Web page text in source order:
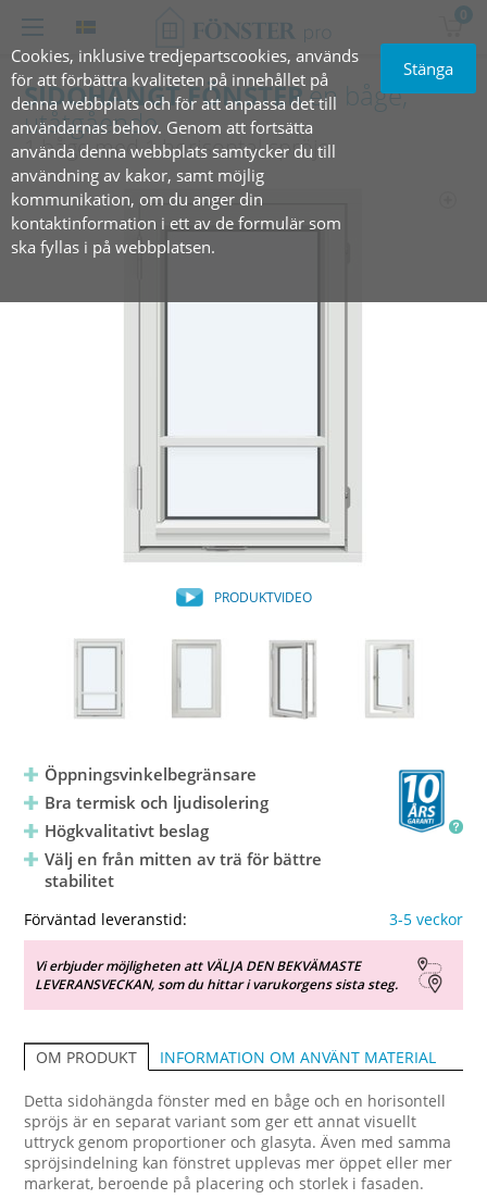
Cookies, inklusive tredjepartscookies, används
för att förbättra kvaliteten på innehållet på
denna webbplats och för att anpassa det till
användarnas behov. Genom att fortsätta
använda denna webbplats samtycker du till
användning av kakor, samt möjlig
kommunikation, om du anger din
kontaktinformation i ett av de formulär som
ska fyllas i på webbplatsen.
Stänga
0
SIDOHÄNGT FÖNSTERen båge,
utåtgående
1 båge med 1 horisontal spröjs
PRODUKTVIDEO
Öppningsvinkelbegränsare
Bra termisk och ljudisolering
Högkvalitativt beslag
Välj en från mitten av trä för bättre
stabilitet
Förväntad leveranstid: 3-5 veckor
Vi erbjuder möjligheten att VÄLJA DEN BEKVÄMASTE
LEVERANSVECKAN, som du hittar i varukorgens sista steg.
OM PRODUKT INFORMATION OM ANVÄNT MATERIAL
Detta sidohängda fönster med en båge och en horisontell
spröjs är en separat variant som ger ett annat visuellt
uttryck genom proportioner och glasyta. Även med samma
spröjsindelning kan fönstret upplevas mer öppet eller mer
markerat, beroende på placering och storlek i fasaden.